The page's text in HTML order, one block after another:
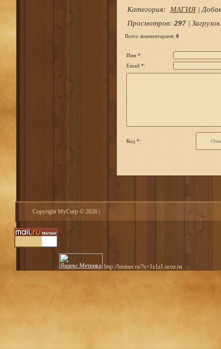
Категория: МАГИЯ|
Просмотров: 297 | Загрузок
Всего комментариев: 0
Имя *:
Email *:
Код *:
Copyright MyCorp © 2026
http://bminer.ru/?s=1z1z1.ucoz.ru